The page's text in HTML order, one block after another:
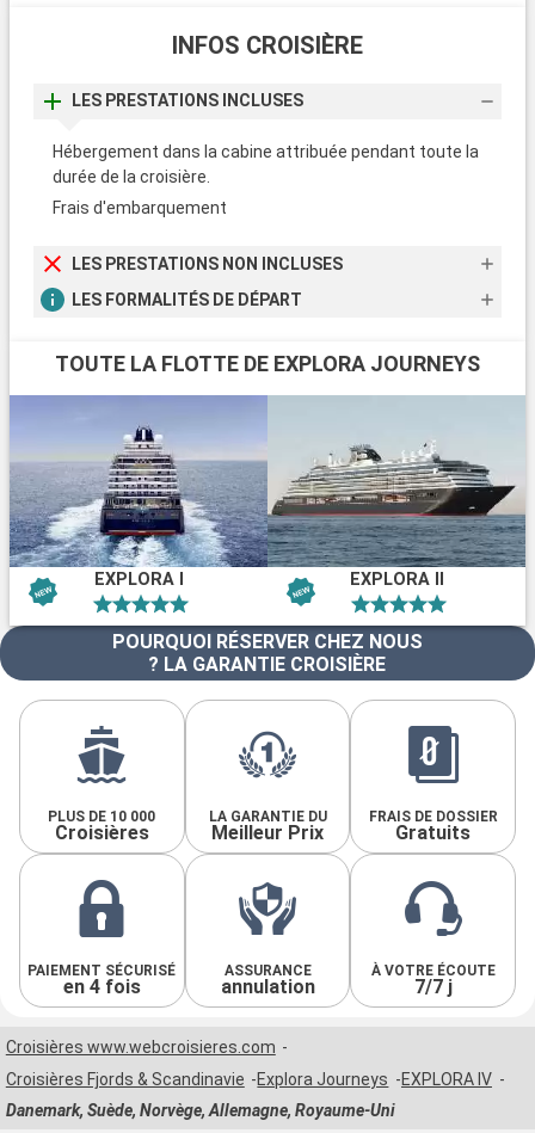
INFOS CROISIÈRE
LES PRESTATIONS INCLUSES
Hébergement dans la cabine attribuée pendant toute la
durée de la croisière.
Frais d'embarquement
LES PRESTATIONS NON INCLUSES
LES FORMALITÉS DE DÉPART
TOUTE LA FLOTTE DE EXPLORA JOURNEYS
EXPLORA I EXPLORA II
POURQUOI RÉSERVER CHEZ NOUS
? LA GARANTIE CROISIÈRE
PLUS DE 10 000
Croisières
LA GARANTIE DU
Meilleur Prix
FRAIS DE DOSSIER
Gratuits
PAIEMENT SÉCURISÉ
en 4 fois
ASSURANCE
annulation
À VOTRE ÉCOUTE
7/7 j
Croisières www.webcroisieres.com
Croisières Fjords & Scandinavie
Explora Journeys
EXPLORA IV
Danemark, Suède, Norvège, Allemagne, Royaume-Uni